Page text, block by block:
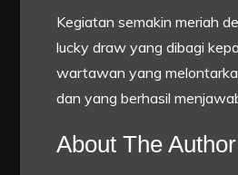
Kegiatan semakin meriah
lucky draw yang dibagi
wartawan yang
dan yang berhasil
About The Author